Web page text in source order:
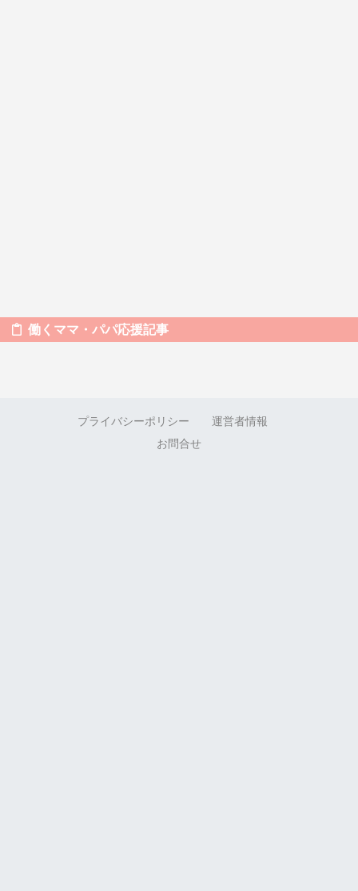
働くママ・パパ応援記事
プライバシーポリシー
運営者情報
お問合せ